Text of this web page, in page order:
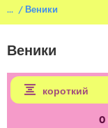
... Веники
Веники
короткий
0